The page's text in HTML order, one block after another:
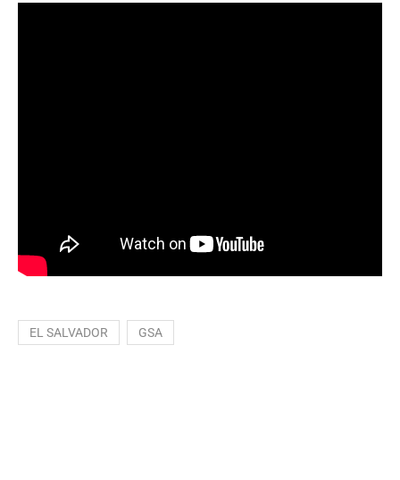
EL SALVADOR GSA